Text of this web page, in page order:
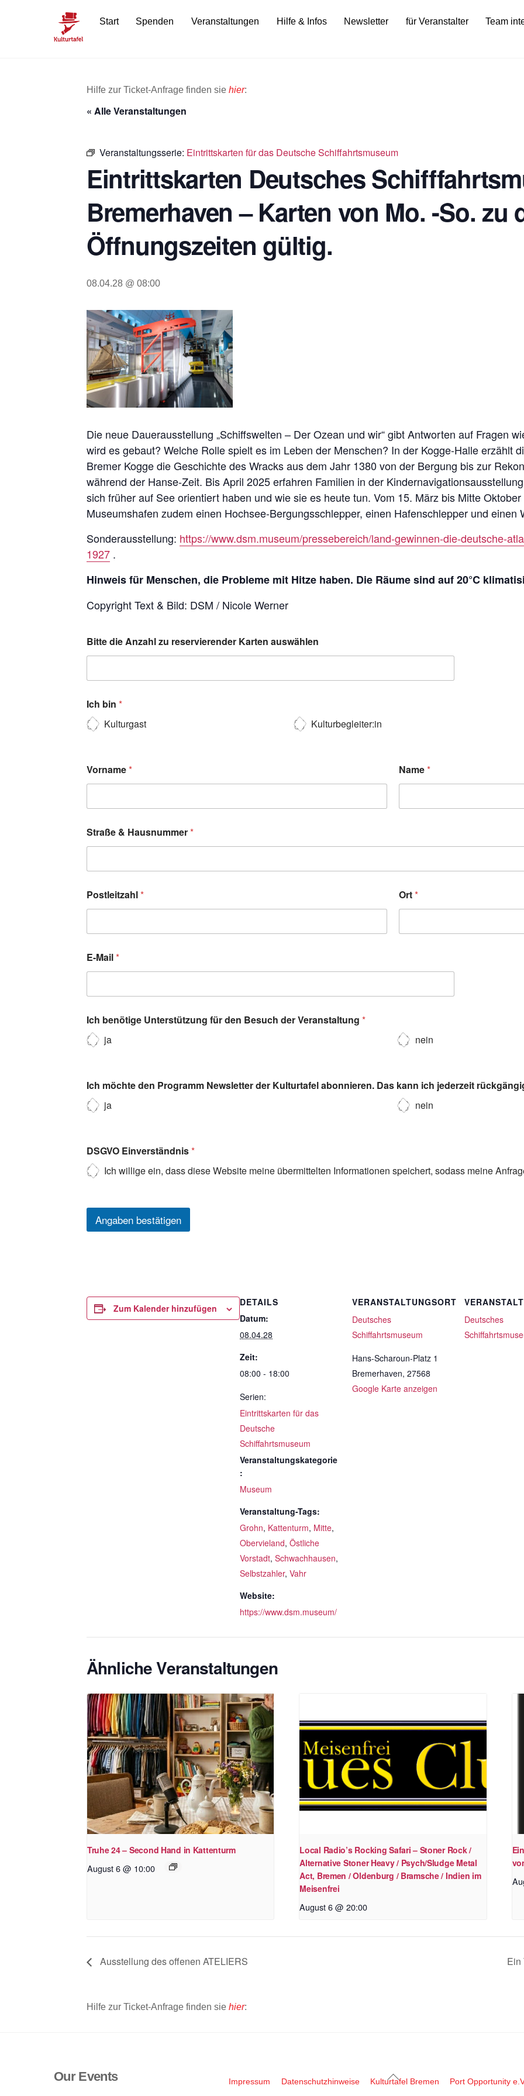
Start Spenden Veranstaltungen Hilfe & Infos Newsletter für Veranstalter Team
Hilfe zur Ticket-Anfrage finden sie hier:
« Alle Veranstaltungen
Veranstaltungsserie: Eintrittskarten für das Deutsche Schiffahrtsmuseum
Eintrittskarten Deutsches
Bremerhaven – Karten von Mo. -So. zu
Öffnungszeiten gültig.
08.04.28 @ 08:00
Die neue Dauerausstellung „Schiffswelten – Der Ozean und wir“ gibt Antworten auf Fragen
wird es gebaut? Welche Rolle spielt es im Leben der Menschen? In der Kogge-Halle erzählt
Bremer Kogge die Geschichte des Wracks aus dem Jahr 1380 von der Bergung bis zur
während der Hanse-Zeit. Bis April 2025 erfahren Familien in der
sich früher auf See orientiert haben und wie sie es heute tun. Vom 15. März bis Mitte
Museumshafen zudem einen Hochsee-Bergungsschlepper, einen Hafenschlepper und einen
Sonderausstellung: https://www.dsm.museum/pressebereich/land-gewinnen-die-deutsche-
1927 .
Hinweis für Menschen, die Probleme mit Hitze haben. Die Räume sind auf 20°C
Copyright Text & Bild: DSM / Nicole Werner
Bitte die Anzahl zu reservierender Karten auswählen
Ich bin *
Kulturgast
Kulturbegleiter:in
Vorname* Name*
Straße & Hausnummer*
Postleitzahl* Ort*
E-Mail*
Ich benötige Unterstützung für den Besuch der Veranstaltung *
ja
nein
Ich möchte den Programm Newsletter der Kulturtafel abonnieren. Das kann ich jederzeit
ja
nein
DSGVO Einverständnis*
Ich willige ein, dass diese Website meine übermittelten Informationen speichert, sodass meine
Angaben bestätigen
Zum Kalender hinzufügen
DETAILS
Datum:
08.04.28
Zeit:
08:00 - 18:00
Serien:
Eintrittskarten für das
Deutsche
Schiffahrtsmuseum
Veranstaltungskategorie
:
Museum
Veranstaltung-Tags:
Grohn, Kattenturm, Mitte,
Obervieland, Östliche
Vorstadt, Schwachhausen,
Selbstzahler, Vahr
Website:
https://www.dsm.museum/
VERANSTALTUNGSORT
Deutsches
Schiffahrtsmuseum
Hans-Scharoun-Platz 1
Bremerhaven, 27568
Google Karte anzeigen
Deutsches
Ähnliche Veranstaltungen
Truhe 24 – Second Hand in Kattenturm
August 6 @ 10:00
Local Radio’s Rocking Safari – Stoner Rock /
Alternative Stoner Heavy / Psych/Sludge Metal
Act, Bremen / Oldenburg / Bramsche / Indien im
Meisenfrei
August 6 @ 20:00
Ausstellung des offenen ATELIERS Ein
Hilfe zur Ticket-Anfrage finden sie hier:
Back
Our Events Impressum Datenschutzhinweise Kulturtafel Bremen Port Opportunity